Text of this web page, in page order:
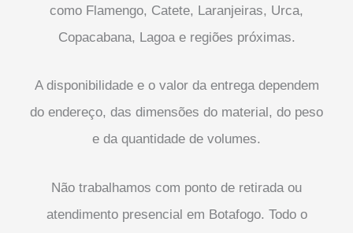
como Flamengo, Catete, Laranjeiras, Urca,
Copacabana, Lagoa e regiões próximas.
A disponibilidade e o valor da entrega dependem
do endereço, das dimensões do material, do peso
e da quantidade de volumes.
Não trabalhamos com ponto de retirada ou
atendimento presencial em Botafogo. Todo o